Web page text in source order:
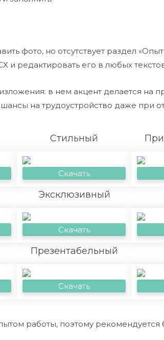
фото, но отсутствует раздел
и редактировать его в любых
в нем акцент делается на
на трудоустройство даже при
Стильный
Скачать
Эксклюзивный
Скачать
Презентабельный
Скачать
работы, поэтому